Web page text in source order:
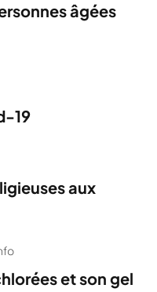
âgées
19
aux
et son gel